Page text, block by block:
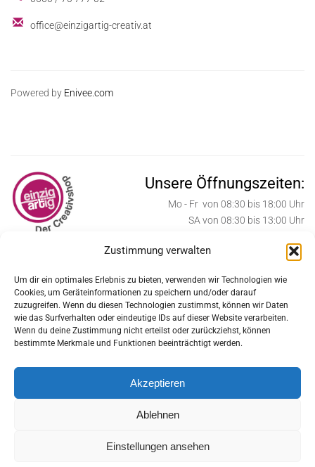
Zustimmung verwalten
Um dir ein optimales Erlebnis zu bieten, verwenden wir Technologien wie
Cookies, um Geräteinformationen zu speichern und/oder darauf
zuzugreifen. Wenn du diesen Technologien zustimmst, können wir Daten
wie das Surfverhalten oder eindeutige IDs auf dieser Website verarbeiten.
Wenn du deine Zustimmung nicht erteilst oder zurückziehst, können
bestimmte Merkmale und Funktionen beeinträchtigt werden.
Akzeptieren
Ablehnen
Einstellungen ansehen
office@einzigartig-creativ.at
Powered by Enivee.com
Unsere Öffnungszeiten:
Mo - Fr von 08:30 bis 18:00 Uhr
SA von 08:30 bis 13:00 Uhr
ab Oktober bis Weihnachten:
Weihnachtssamstage:
SA von 08:30 bis 18:00 Uhr
Feiertage geschlossen:
MI 24.12., DO 25.12., FR 26.12., MI 31.12.2025